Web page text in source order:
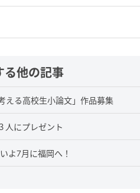
る他の記事
える高校生小論文」作品募集
人にプレゼント
よ7月に福岡へ！